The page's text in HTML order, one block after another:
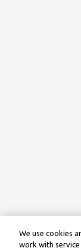
We use cookies
work with